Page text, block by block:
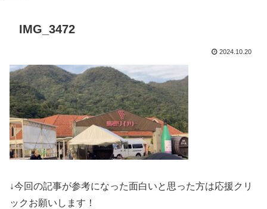
IMG_3472
2024.10.20
↓今回の記事が参考になった面白いと思った方は応援クリ
ックお願いします！